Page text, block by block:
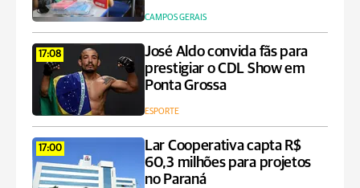
CAMPOS GERAIS
17:08
José Aldo convida fãs para
prestigiar o CDL Show em
Ponta Grossa
ESPORTE
17:00
Lar Cooperativa capta R$
60,3 milhões para projetos
no Paraná